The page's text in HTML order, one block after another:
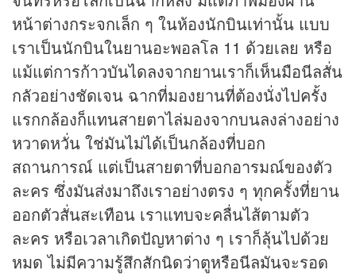
หน้าต่างกระจกเล็ก ๆ ในห้องนักบินเท่านั้น แบบ
เราเป็นนักบินในยานอะพอลโล 11 ด้วยเลย หรือ
แม้แต่การก้าวบันไดลงจากยานเราก็เห็นมือนีลสั่น
กลัวอย่างชัดเจน ฉากที่มองยานที่ต้องนั่งไปครั้ง
แรกกล้องก็แทนสายตาไล่มองจากบนลงล่างอย่าง
หวาดหวั่น ใช่มันไม่ได้เป็นกล้องที่บอก
สถานการณ์ แต่เป็นสายตาที่บอกอารมณ์ของตัว
ละคร ซึ่งมันส่งมาถึงเราอย่างตรง ๆ ทุกครั้งที่ยาน
ออกตัวสั่นสะเทือน เราแทบจะคลื่นไส้ตามตัว
ละคร หรือเวลาเกิดปัญหาต่าง ๆ เราก็ลุ้นไปด้วย
หมด ไม่มีความรู้สึกสักนิดว่าตูหรือนีลมันจะรอด